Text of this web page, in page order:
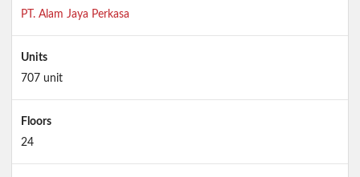
PT. Alam Jaya Perkasa
Units
707 unit
Floors
24